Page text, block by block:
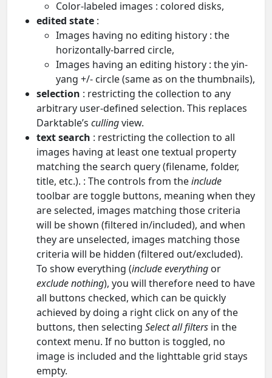
Color-labeled images : colored disks,
edited state :
Images having no editing history : the
horizontally-barred circle,
Images having an editing history : the yin-
yang +/- circle (same as on the thumbnails),
selection : restricting the collection to any
arbitrary user-defined selection. This replaces
Darktable’s cullingview.
text search : restricting the collection to all
images having at least one textual property
matching the search query (filename, folder,
title, etc.). : The controls from theinclude
toolbar are toggle buttons, meaning when they
are selected, images matching those criteria
will be shown (filtered in/included), and when
they are unselected, images matching those
criteria will be hidden (filtered out/excluded).
To show everything (include everything or
exclude nothing), you will therefore need to have
all buttons checked, which can be quickly
achieved by doing a right click on any of the
buttons, then selecting Select all filters in the
context menu. If no button is toggled, no
image is included and the lighttable grid stays
empty.